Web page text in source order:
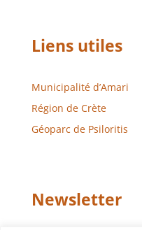
Liens utiles
Municipalité d’Amari
Région de Crète
Géoparc de Psiloritis
Newsletter